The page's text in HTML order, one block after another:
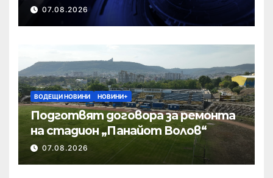
07.08.2026
ВОДЕЩИ НОВИНИ НОВИНИ+
Подготвят договора за ремонта
на стадион „Панайот Волов“
07.08.2026